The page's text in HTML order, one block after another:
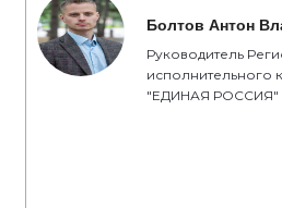
Болтов Антон
Руководитель
исполнительного
"ЕДИНАЯ РОССИЯ"